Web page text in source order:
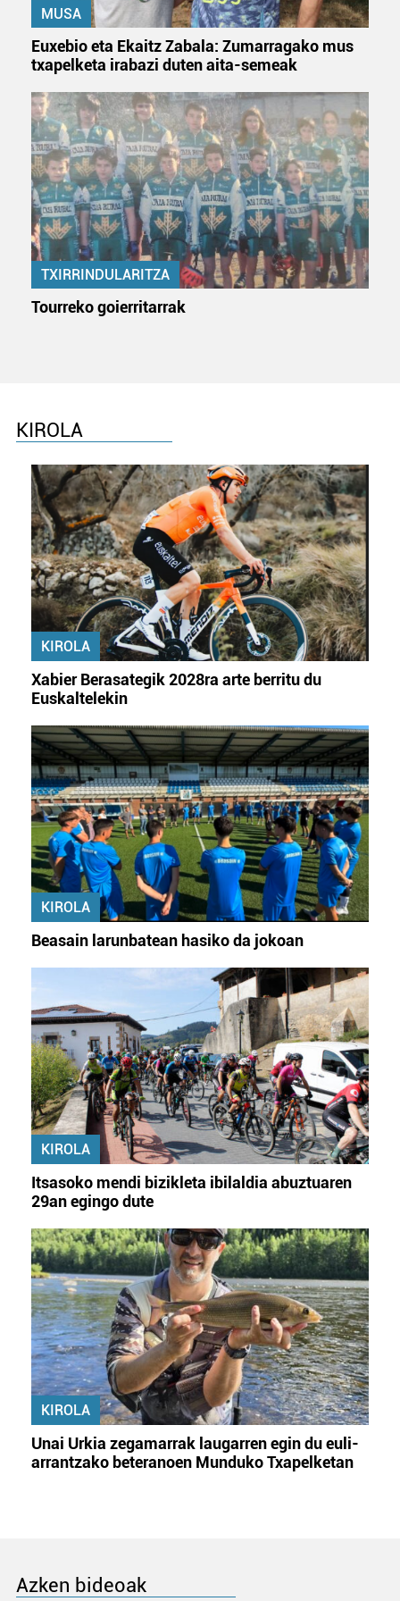
MUSA
Euxebio eta Ekaitz Zabala: Zumarragako mus
txapelketa irabazi duten aita-semeak
TXIRRINDULARITZA
Tourreko goierritarrak
KIROLA
KIROLA
Xabier Berasategik 2028ra arte berritu du
Euskaltelekin
KIROLA
Beasain larunbatean hasiko da jokoan
KIROLA
Itsasoko mendi bizikleta ibilaldia abuztuaren
29an egingo dute
KIROLA
Unai Urkia zegamarrak laugarren egin du euli-
arrantzako beteranoen Munduko Txapelketan
Azken bideoak